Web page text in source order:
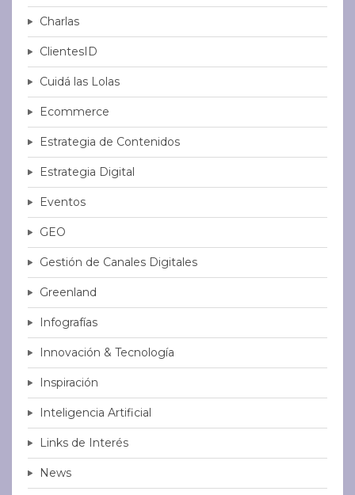
Charlas
ClientesID
Cuidá las Lolas
Ecommerce
Estrategia de Contenidos
Estrategia Digital
Eventos
GEO
Gestión de Canales Digitales
Greenland
Infografías
Innovación & Tecnología
Inspiración
Inteligencia Artificial
Links de Interés
News